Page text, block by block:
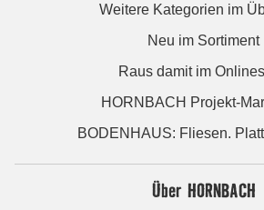
Weitere Kategorien im
Neu im Sortiment
Raus damit im
HORNBACH Projekt-
BODENHAUS: Fliesen.
Über HORNBACH